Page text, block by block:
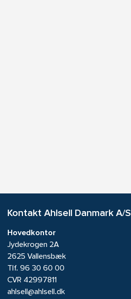
Kontakt Ahlsell Danmark A/S
Hovedkontor
Jydekrogen 2A
2625 Vallensbæk
Tlf. 96 30 60 00
CVR 42997811
ahlsell@ahlsell.dk